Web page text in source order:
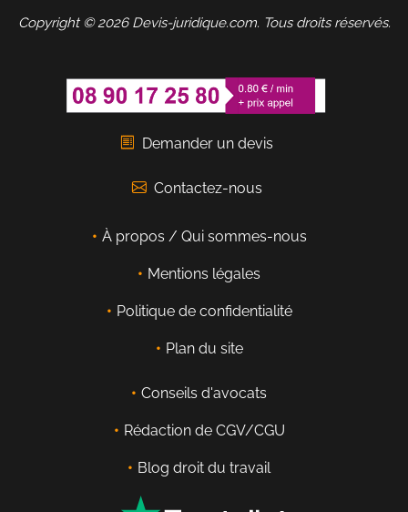
Copyright © 2026 Devis-juridique.com. Tous droits réservés.
Demander un devis
Contactez-nous
À propos / Qui sommes-nous
Mentions légales
Politique de confidentialité
Plan du site
Conseils d'avocats
Rédaction de CGV/CGU
Blog droit du travail